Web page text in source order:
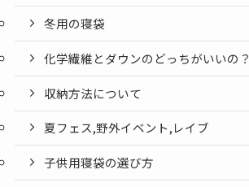
冬用の寝袋
化学繊維とダウンのどっちがいいの？
収納方法について
夏フェス,野外イベント,レイブ
子供用寝袋の選び方